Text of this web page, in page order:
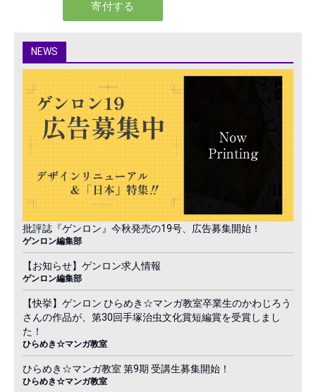
NEWS
批評誌『ゲンロン』今秋発売の19号、広告募集開始！
ゲンロン編集部
【お知らせ】ゲンロン求人情報
ゲンロン編集部
【快挙】ゲンロン ひらめき☆マンガ教室卒業生のかわじろう
さんの作品が、第30回手塚治虫文化賞短編賞を受賞しまし
た！
ひらめき☆マンガ教室
ひらめき☆マンガ教室 第9期 受講生募集開始！
ひらめき☆マンガ教室